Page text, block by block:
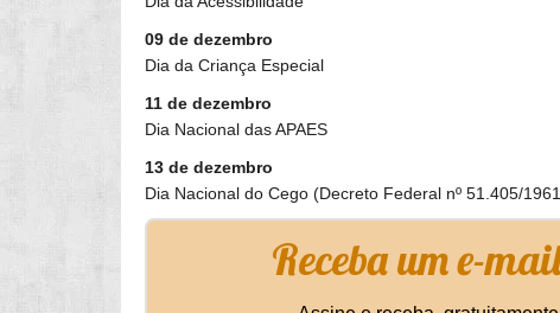
09 de dezembro
Dia da Criança Especial
11 de dezembro
Dia Nacional das APAES
13 de dezembro
Dia Nacional do Cego (Decreto Federal nº 51.405/
Receba um e-